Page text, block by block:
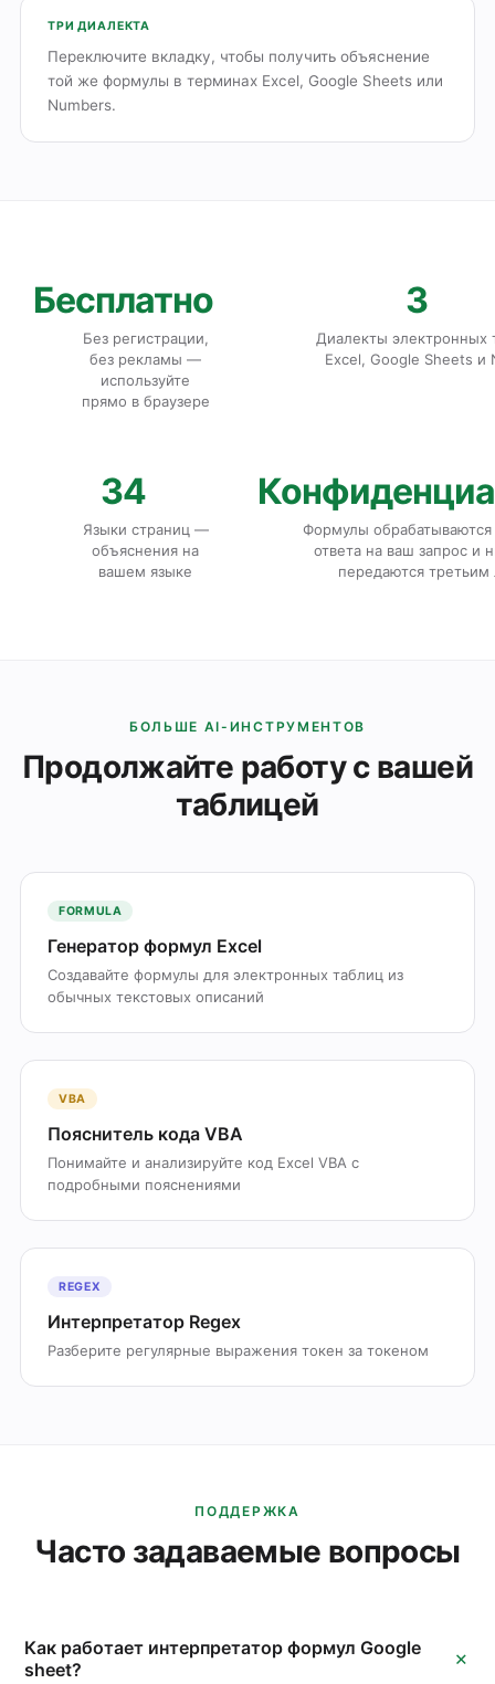
ТРИ ДИАЛЕКТА
Переключите вкладку, чтобы получить объяснение
той же формулы в терминах Excel, Google Sheets или
Numbers.
Бесплатно
Без регистрации,
без рекламы —
используйте
прямо в браузере
3
Диалекты электронных
Excel, Google Sheets и
34
Языки страниц —
объяснения на
вашем языке
Формулы обрабатываются
ответа на ваш запрос и
передаются
БОЛЬШЕ AI-ИНСТРУМЕНТОВ
Продолжайте работу с вашей
таблицей
FORMULA
Генератор формул Excel
Создавайте формулы для электронных таблиц из
обычных текстовых описаний
VBA
Пояснитель кода VBA
Понимайте и анализируйте код Excel VBA с
подробными пояснениями
REGEX
Интерпретатор Regex
Разберите регулярные выражения токен за токеном
ПОДДЕРЖКА
Часто задаваемые вопросы
Как работает интерпретатор формул Google
sheet?
+